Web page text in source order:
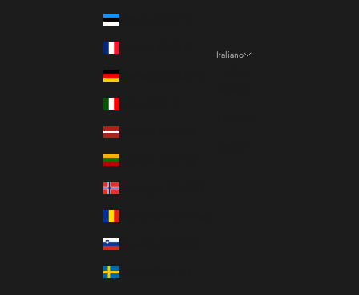
Estonia (EUR €)
Francia (EUR €)
Germania (EUR €)
Italia (EUR €)
Lettonia (EUR €)
Lituania (EUR €)
Norvegia (EUR €)
Romania (RON Lei)
Slovenia (EUR €)
Svezia (SEK kr)
Italiano